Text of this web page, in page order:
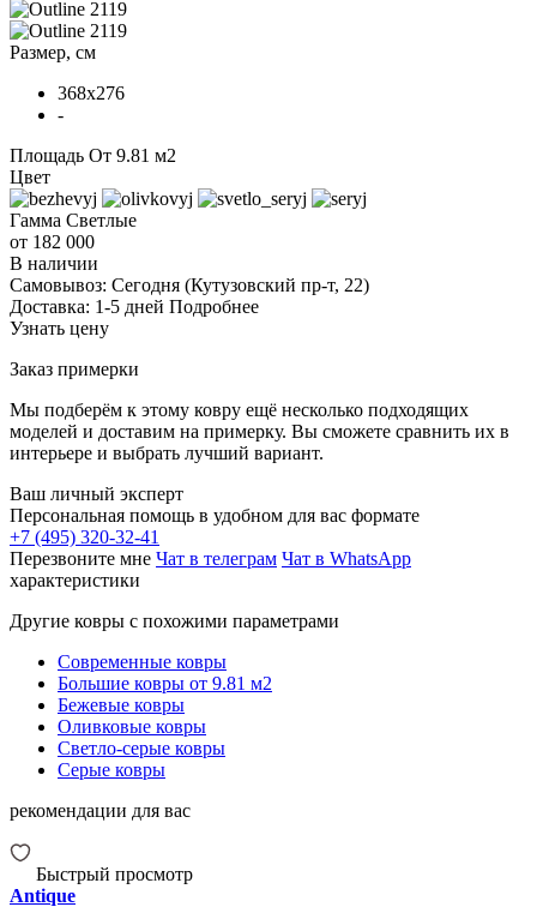
Размер, см
368x276
-
Площадь От 9.81 м2
Цвет
Гамма Светлые
от 182 000
В наличии
Самовывоз: Сегодня (Кутузовский пр-т, 22)
Доставка: 1-5 дней Подробнее
Узнать цену
Заказ примерки
Мы подберём к этому ковру ещё несколько подходящих
моделей и доставим на примерку. Вы сможете сравнить их в
интерьере и выбрать лучший вариант.
Ваш личный эксперт
Персональная помощь в удобном для вас формате
+7 (495) 320-32-41
Перезвоните мне Чат в телеграм Чат в WhatsApp
характеристики
Другие ковры с похожими параметрами
Современные ковры
Большие ковры от 9.81 м2
Бежевые ковры
Оливковые ковры
Светло-серые ковры
Серые ковры
рекомендации для вас
Быстрый просмотр
Antique